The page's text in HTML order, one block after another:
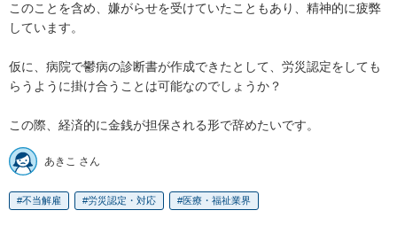
このことを含め、嫌がらせを受けていたこともあり、精神的に疲弊
しています。
仮に、病院で鬱病の診断書が作成できたとして、労災認定をしても
らうように掛け合うことは可能なのでしょうか？
この際、経済的に金銭が担保される形で辞めたいです。
あきこ さん
不当解雇 労災認定・対応 医療・福祉業界